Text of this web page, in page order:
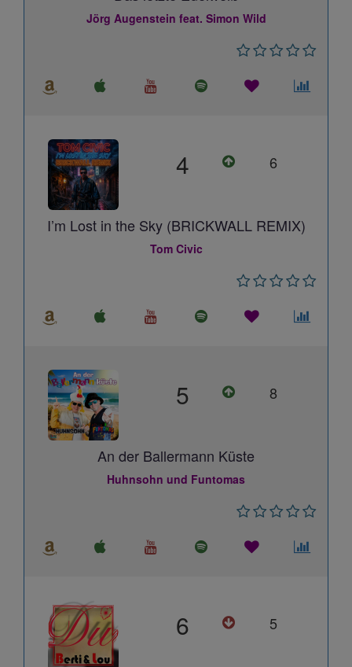
Jörg Augenstein feat. Simon Wild
4 6
I’m Lost in the Sky (BRICKWALL REMIX)
Tom Civic
5 8
An der Ballermann Küste
Huhnsohn und Funtomas
6 5